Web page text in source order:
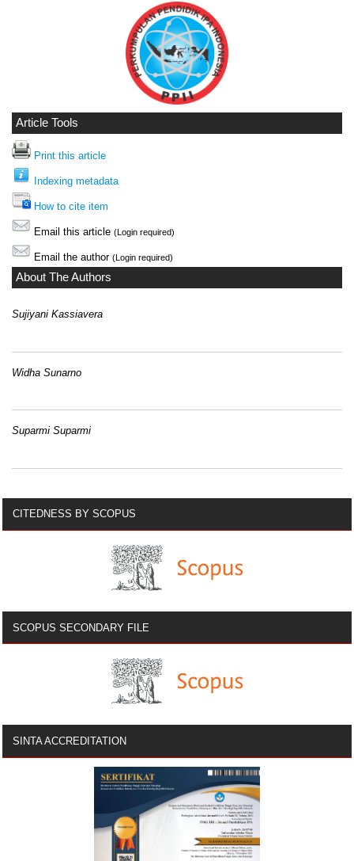
Article Tools
Print this article
Indexing metadata
How to cite item
Email this article (Login required)
Email the author (Login required)
About The Authors
Sujiyani Kassiavera
Widha Sunarno
Suparmi Suparmi
CITEDNESS BY SCOPUS
SCOPUS SECONDARY FILE
SINTA ACCREDITATION